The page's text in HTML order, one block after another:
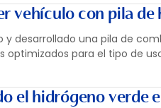
vehículo con pila
y desarrollado una pila de
para el tipo de
el hidrógeno verde